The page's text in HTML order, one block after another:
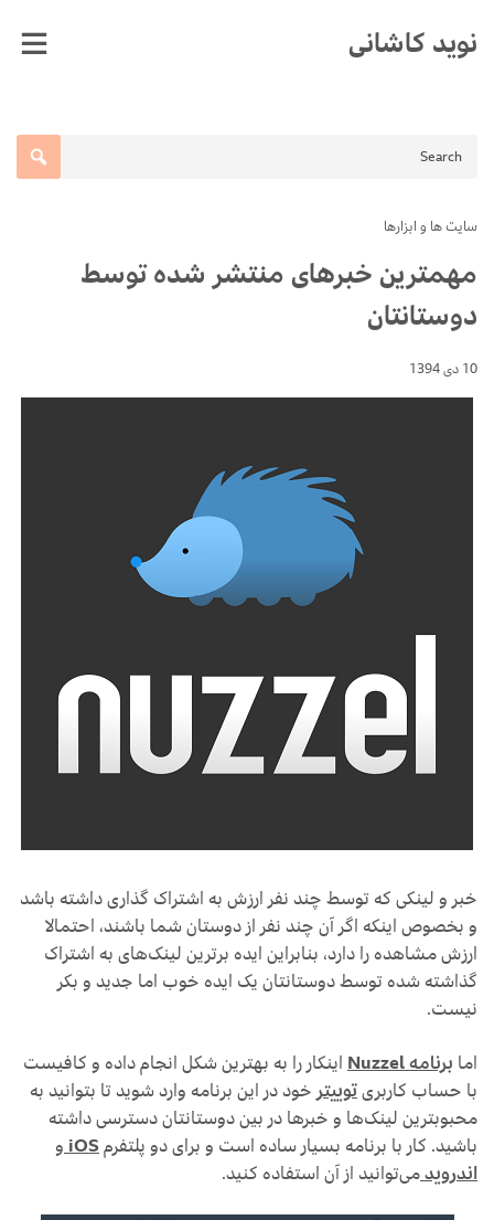
content
نوید کاشانی
سایت ها و ابزارها
مهمترین خبرهای منتشر شده توسط
دوستانتان
10 دی 1394
خبر و لینکی که توسط چند نفر ارزش به اشتراک گذاری داشته باشد
و بخصوص اینکه اگر آن چند نفر از دوستان شما باشند، احتمالا
ارزش مشاهده را دارد، بنابراین ایده برترین لینک‌های به اشتراک
گذاشته شده توسط دوستانتان یک ایده خوب اما جدید و بکر
نیست.
اما برنامه Nuzzel
اینکار را به بهترین شکل انجام داده و کافیست
با حساب کاربریتوییترخود در این برنامه وارد شوید تا بتوانید به
محبوبترین لینک‌ها و خبرها در بین دوستانتان دسترسی داشته
باشید. کار با برنامه بسیار ساده است و برای دو پلتفرمiOSو
اندرویدمی‌توانید از آن استفاده کنید.